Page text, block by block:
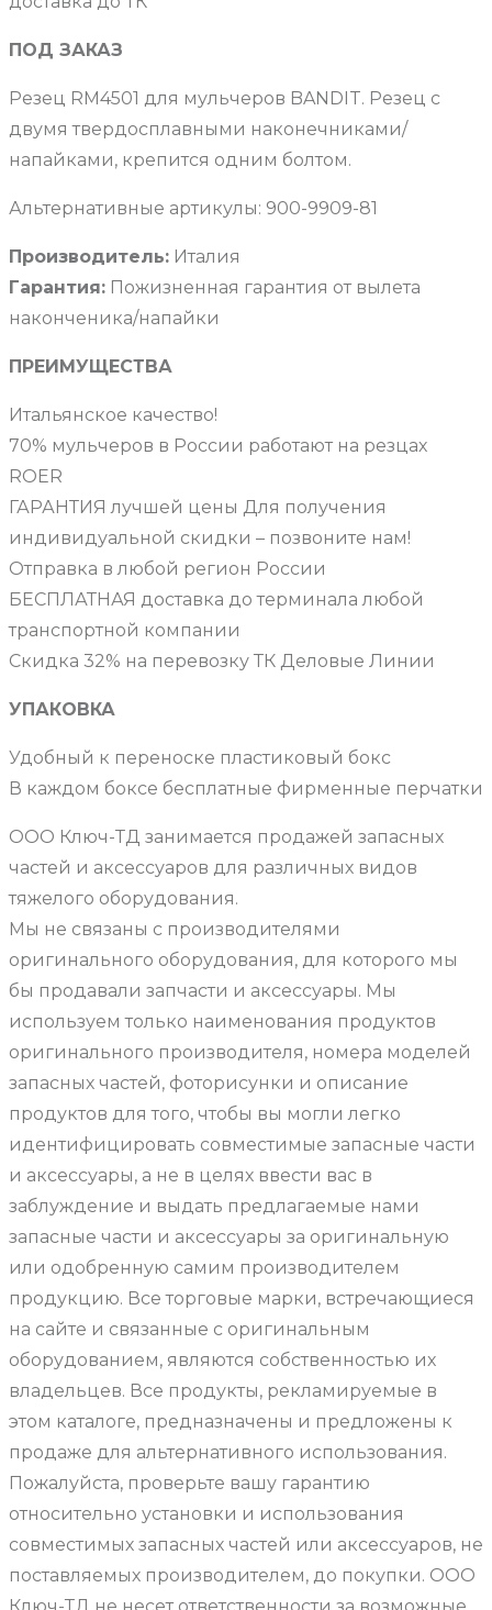
ПОД ЗАКАЗ
Резец RM4501 для мульчеров BANDIT. Резец с
двумя твердосплавными наконечниками/
напайками, крепится одним болтом.
Альтернативные артикулы: 900-9909-81
Производитель: Италия
Гарантия: Пожизненная гарантия от вылета
наконченика/напайки
ПРЕИМУЩЕСТВА
Итальянское качество!
70% мульчеров в России работают на резцах
ROER
ГАРАНТИЯ лучшей цены Для получения
индивидуальной скидки – позвоните нам!
Отправка в любой регион России
БЕСПЛАТНАЯ доставка до терминала любой
транспортной компании
Скидка 32% на перевозку ТК Деловые Линии
УПАКОВКА
Удобный к переноске пластиковый бокс
В каждом боксе бесплатные фирменные перчатки
ООО Ключ-ТД занимается продажей запасных
частей и аксессуаров для различных видов
тяжелого оборудования.
Мы не связаны с производителями
оригинального оборудования, для которого мы
бы продавали запчасти и аксессуары. Мы
используем только наименования продуктов
оригинального производителя, номера моделей
запасных частей, фоторисунки и описание
продуктов для того, чтобы вы могли легко
идентифицировать совместимые запасные части
и аксессуары, а не в целях ввести вас в
заблуждение и выдать предлагаемые нами
запасные части и аксессуары за оригинальную
или одобренную самим производителем
продукцию. Все торговые марки, встречающиеся
на сайте и связанные с оригинальным
оборудованием, являются собственностью их
владельцев. Все продукты, рекламируемые в
этом каталоге, предназначены и предложены к
продаже для альтернативного использования.
Пожалуйста, проверьте вашу гарантию
относительно установки и использования
совместимых запасных частей или аксессуаров, не
поставляемых производителем, до покупки. ООО
Ключ-ТД не несет ответственности за возможные